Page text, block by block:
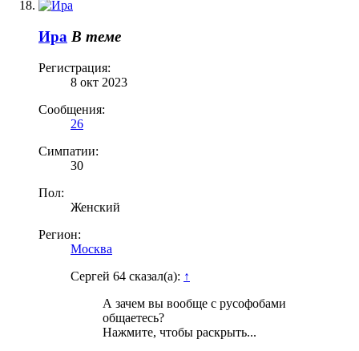
Ира В теме
Регистрация:
8 окт 2023
Сообщения:
26
Симпатии:
30
Пол:
Женский
Регион:
Москва
Сергей 64 сказал(а): ↑
А зачем вы вообще с русофобами
общаетесь?
Нажмите, чтобы раскрыть...